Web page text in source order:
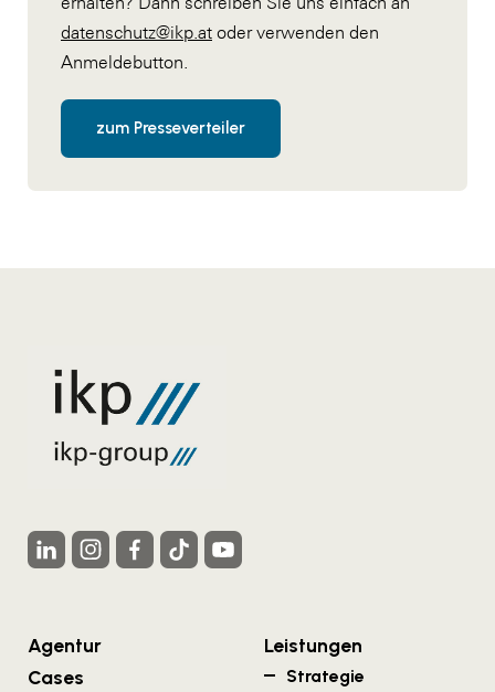
datenschutz@ikp.at oder verwenden den
Anmeldebutton.
zum Presseverteiler
Agentur
Cases
Leistungen
Strategie